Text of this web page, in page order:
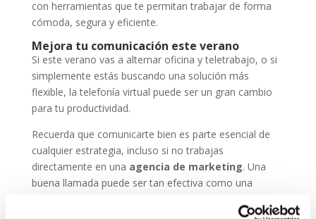
con herramientas que te permitan trabajar de forma
cómoda, segura y eficiente.
Mejora tu comunicación este verano
Si este verano vas a alternar oficina y teletrabajo, o si
simplemente estás buscando una solución más
flexible, la telefonía virtual puede ser un gran cambio
para tu productividad.
Recuerda que comunicarte bien es parte esencial de
cualquier estrategia, incluso si no trabajas
directamente en una agencia de marketing. Una
buena llamada puede ser tan efectiva como una